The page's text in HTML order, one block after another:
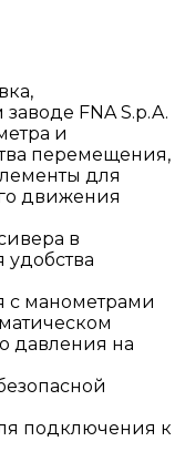
FNA S.p.A.
и
перемещения,
для
движения
в
с манометрами
давления на
подключения к